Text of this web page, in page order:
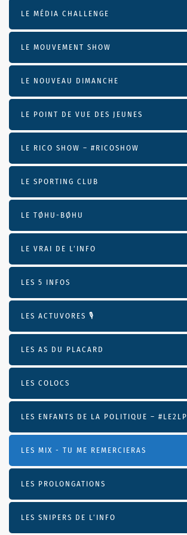
LE MÉDIA CHALLENGE
LE MOUVEMENT SHOW
LE NOUVEAU DIMANCHE
LE POINT DE VUE DES JEUNES
LE RICO SHOW – #RICOSHOW
LE SPORTING CLUB
LE TØHU-BØHU
LE VRAI DE L’INFO
LES 5 INFOS
LES ACTUVORES 🎙
LES AS DU PLACARD
LES COLOCS
LES ENFANTS DE LA POLITIQUE – #LE2LP
LES MIX - TU ME REMERCIERAS
LES PROLONGATIONS
LES SNIPERS DE L’INFO